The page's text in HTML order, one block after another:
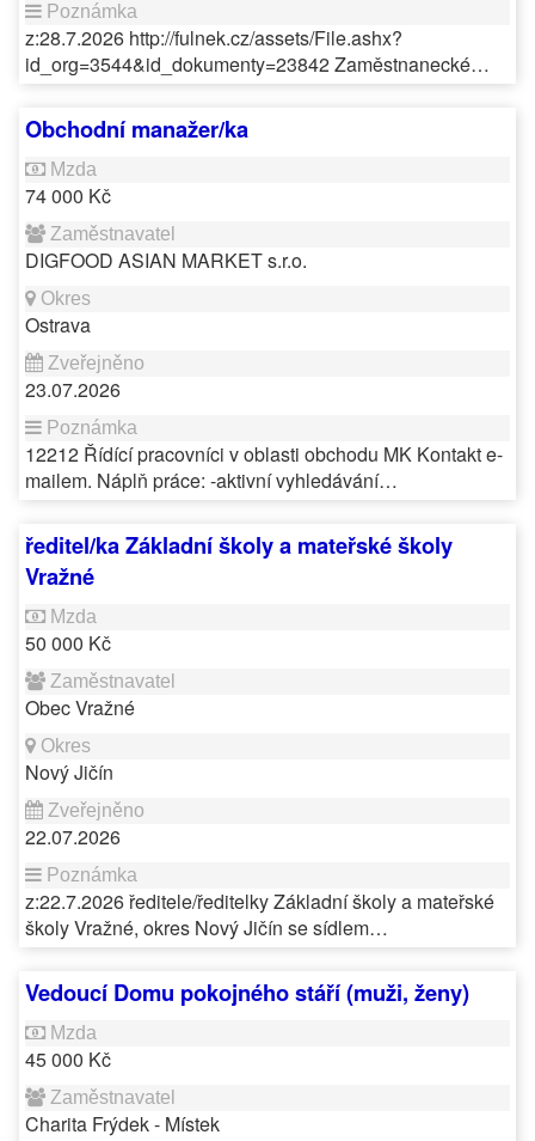
z:28.7.2026 http://fulnek.cz/assets/File.ashx?
id_org=3544&id_dokumenty=23842 Zaměstnanecké…
Obchodní manažer/ka
74 000 Kč
DIGFOOD ASIAN MARKET s.r.o.
Ostrava
23.07.2026
12212 Řídící pracovníci v oblasti obchodu MK Kontakt e-
mailem. Náplň práce: -aktivní vyhledávání…
ředitel/ka Základní školy a mateřské školy
Vražné
50 000 Kč
Obec Vražné
Nový Jičín
22.07.2026
z:22.7.2026 ředitele/ředitelky Základní školy a mateřské
školy Vražné, okres Nový Jičín se sídlem…
Vedoucí Domu pokojného stáří (muži, ženy)
45 000 Kč
Charita Frýdek - Místek